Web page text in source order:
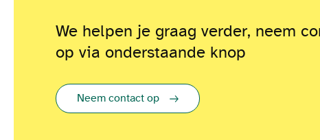
We helpen je graag verder, neem
op via onderstaande knop
Neem contact op